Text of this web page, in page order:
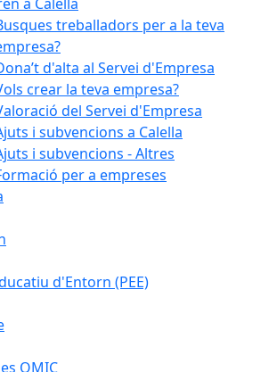
treballadors per a la teva
d'alta al Servei d'Empresa
crear la teva empresa?
del Servei d'Empresa
i subvencions a Calella
i subvencions - Altres
per a empreses
d'Entorn (PEE)
OMIC